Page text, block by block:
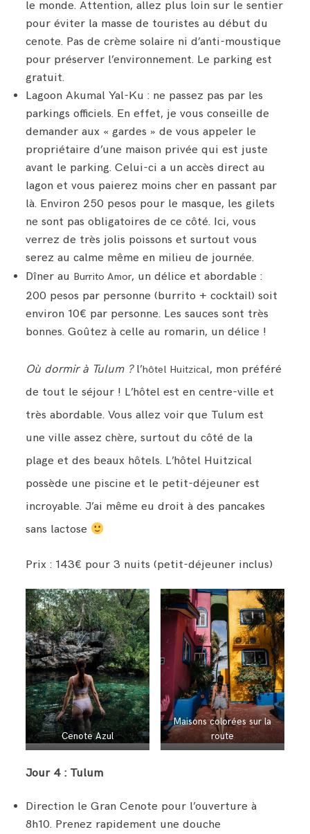
le monde. Attention, allez plus loin sur le sentier
pour éviter la masse de touristes au début du
cenote. Pas de crème solaire ni d’anti-moustique
pour préserver l’environnement. Le parking est
gratuit.
Lagoon Akumal Yal-Ku : ne passez pas par les
parkings officiels. En effet, je vous conseille de
demander aux « gardes » de vous appeler le
propriétaire d’une maison privée qui est juste
avant le parking. Celui-ci a un accès direct au
lagon et vous paierez moins cher en passant par
là. Environ 250 pesos pour le masque, les gilets
ne sont pas obligatoires de ce côté. Ici, vous
verrez de très jolis poissons et surtout vous
serez au calme même en milieu de journée.
Dîner au Burrito Amor, un délice et abordable :
200 pesos par personne (burrito + cocktail) soit
environ 10€ par personne. Les sauces sont très
bonnes. Goûtez à celle au romarin, un délice !
Où dormir à Tulum ?l’hôtel Huitzical, mon préféré
de tout le séjour ! L’hôtel est en centre-ville et
très abordable. Vous allez voir que Tulum est
une ville assez chère, surtout du côté de la
plage et des beaux hôtels. L’hôtel Huitzical
possède une piscine et le petit-déjeuner est
incroyable. J’ai même eu droit à des pancakes
sans lactose
Prix : 143€ pour 3 nuits (petit-déjeuner inclus)
Cenote Azul
Maisons colorées sur la
route
Jour 4 : Tulum
Direction le Gran Cenote pour l’ouverture à
8h10. Prenez rapidement une douche